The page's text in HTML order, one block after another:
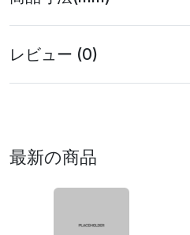
レビュー (0)
最新の商品